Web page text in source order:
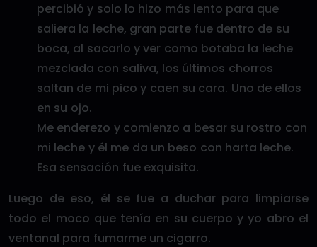
percibió y solo lo hizo más lento para que
saliera la leche, gran parte fue dentro de su
boca, al sacarlo y ver como botaba la leche
mezclada con saliva, los últimos chorros
saltan de mi pico y caen su cara. Uno de ellos
en su ojo.
Me enderezo y comienzo a besar su rostro con
mi leche y él me da un beso con harta leche.
Esa sensación fue exquisita.
Luego de eso, él se fue a duchar para limpiarse
todo el moco que tenía en su cuerpo y yo abro el
ventanal para fumarme un cigarro.